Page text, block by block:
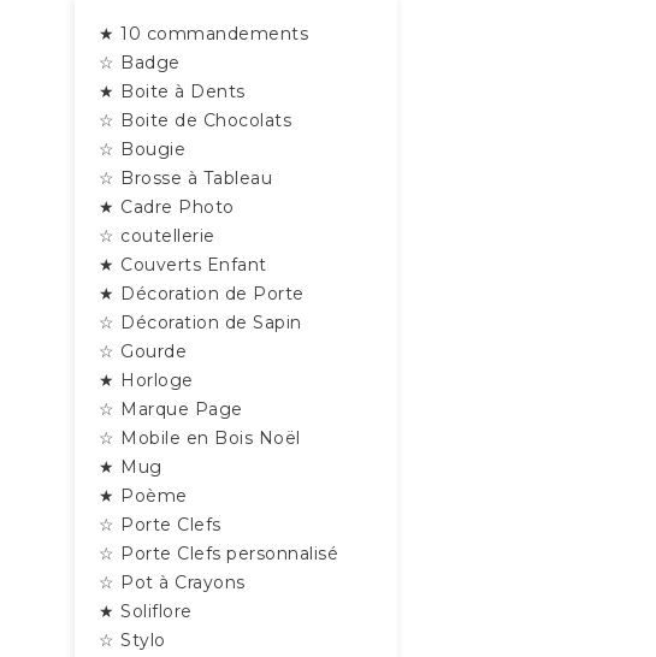
★ 10 commandements
☆ Badge
★ Boite à Dents
☆ Boite de Chocolats
☆ Bougie
☆ Brosse à Tableau
★ Cadre Photo
☆ coutellerie
★ Couverts Enfant
★ Décoration de Porte
☆ Décoration de Sapin
☆ Gourde
★ Horloge
☆ Marque Page
☆ Mobile en Bois Noël
★ Mug
★ Poème
☆ Porte Clefs
☆ Porte Clefs personnalisé
☆ Pot à Crayons
★ Soliflore
☆ Stylo